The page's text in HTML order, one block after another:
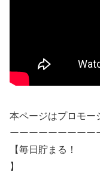
本ページはプロモー
ーーーーーーーーー
【毎日貯まる！
】